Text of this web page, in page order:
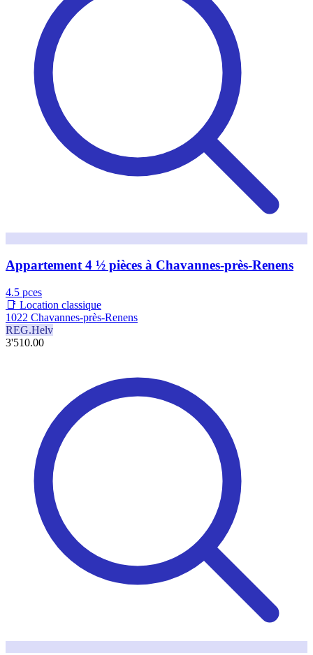
Appartement 4 ½ pièces à Chavannes-près-Renens
4.5 pces
📑 Location classique
1022 Chavannes-près-Renens
REG.Helv
3'510.00